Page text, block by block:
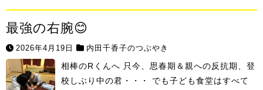
最強の右腕😊
2026年4月19日 内田千香子のつぶやき
相棒のRくんへ 只今、思春期＆親への反抗期、登
校しぶり中の君・・・ でも子ども食堂はすべて